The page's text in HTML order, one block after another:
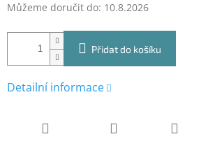
Můžeme doručit do: 10.8.2026
Přidat do košíku
Detailní informace